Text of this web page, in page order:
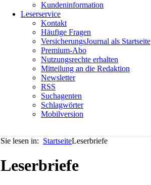
Kundeninformation
Leserservice
Kontakt
Häufige Fragen
VersicherungsJournal als Startseite
Premium-Abo
Nutzungsrechte erhalten
Mitteilung an die Redaktion
Newsletter
RSS
Suchagenten
Schlagwörter
Mobilversion
Sie lesen in: StartseiteLeserbriefe
Leserbriefe